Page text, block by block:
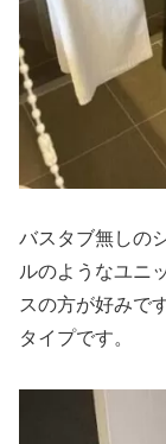
バスタブ無しの
ルのようなユニ
スの方が好みで
タイプです。